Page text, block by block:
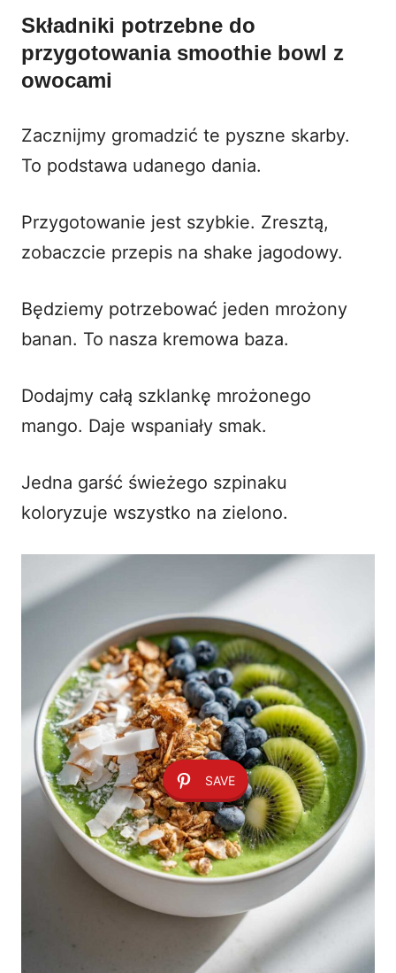
Składniki potrzebne do
przygotowania smoothie bowl z
owocami
Zacznijmy gromadzić te pyszne skarby.
To podstawa udanego dania.
Przygotowanie jest szybkie. Zresztą,
zobaczcie przepis na shake jagodowy.
Będziemy potrzebować jeden mrożony
banan. To nasza kremowa baza.
Dodajmy całą szklankę mrożonego
mango. Daje wspaniały smak.
Jedna garść świeżego szpinaku
koloryzuje wszystko na zielono.
SAVE